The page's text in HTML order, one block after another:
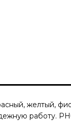
желтый,
работу.